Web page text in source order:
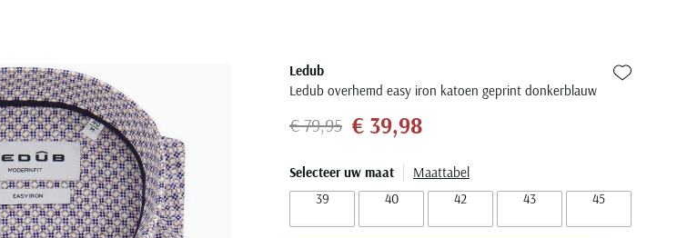
Ledub
Ledub overhemd easy iron katoen geprint donkerblauw
Zet bij
€ 79,95 € 39,98
Selecteer uw maat
Maattabel
39
40 42 43 45